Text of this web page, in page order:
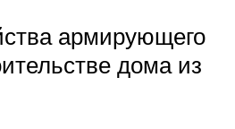
армирующего
дома из